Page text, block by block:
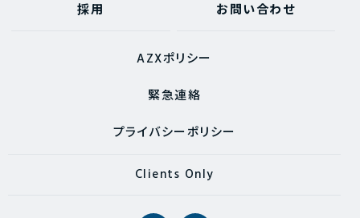
採用 お問い合わせ
AZXポリシー
緊急連絡
プライバシーポリシー
Clients Only